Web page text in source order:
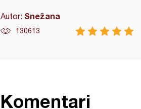
Autor: Snežana
130613
Komentari